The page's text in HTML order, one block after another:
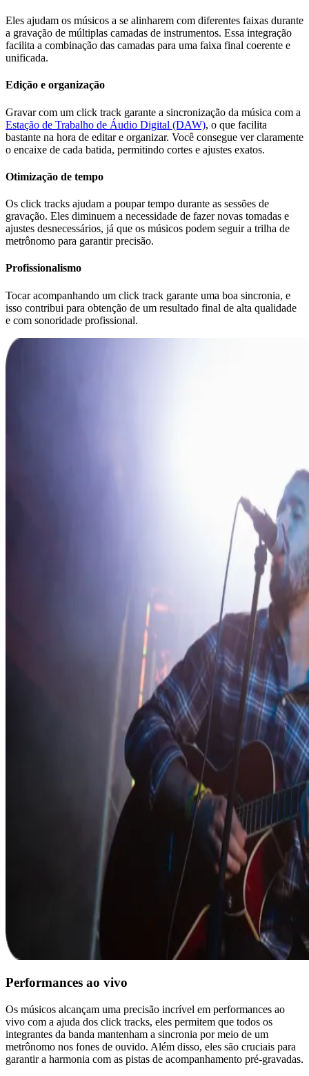
Eles ajudam os músicos a se alinharem com diferentes faixas durante
a gravação de múltiplas camadas de instrumentos. Essa integração
facilita a combinação das camadas para uma faixa final coerente e
unificada.
Edição e organização
Gravar com um click track garante a sincronização da música com a
Estação de Trabalho de Áudio Digital (DAW), o que facilita
bastante na hora de editar e organizar. Você consegue ver claramente
o encaixe de cada batida, permitindo cortes e ajustes exatos.
Otimização de tempo
Os click tracks ajudam a poupar tempo durante as sessões de
gravação. Eles diminuem a necessidade de fazer novas tomadas e
ajustes desnecessários, já que os músicos podem seguir a trilha de
metrônomo para garantir precisão.
Profissionalismo
Tocar acompanhando um click track garante uma boa sincronia, e
isso contribui para obtenção de um resultado final de alta qualidade
e com sonoridade profissional.
Performances ao vivo
Os músicos alcançam uma precisão incrível em performances ao
vivo com a ajuda dos click tracks, eles permitem que todos os
integrantes da banda mantenham a sincronia por meio de um
metrônomo nos fones de ouvido. Além disso, eles são cruciais para
garantir a harmonia com as pistas de acompanhamento pré-gravadas.